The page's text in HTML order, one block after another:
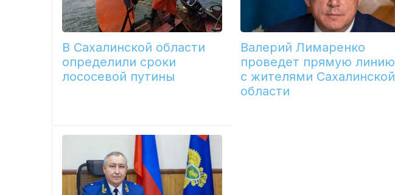
В Сахалинской области
определили сроки
лососевой путины
Валерий Лимаренко
проведет прямую линию
с жителями Сахалинской
области